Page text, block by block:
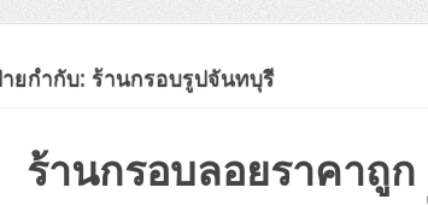
ยกำกับ: ร้านกรอบรูปจันทบุรี
ร้านกรอบลอยราคาถูก